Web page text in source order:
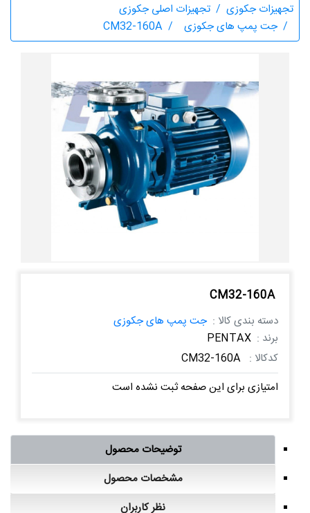
تجهیزات جکوزی
تجهیزات اصلی جکوزی
جت پمپ های جکوزی
CM32-160A
CM32-160A
دسته بندی کالا : جت پمپ های جکوزی
برند : PENTAX
کدکالا : CM32-160A
امتیازی برای این صفحه ثبت نشده است
توضیحات محصول
مشخصات محصول
نظر کاربران